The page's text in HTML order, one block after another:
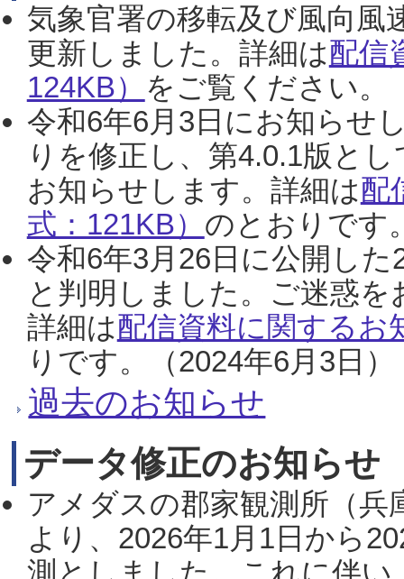
気象官署の移転及び風向風
更新しました。詳細は配信
124KB） をご覧ください。
令和6年6月3日にお知らせ
りを修正し、第4.0.1版と
お知らせします。詳細は配
式：121KB） のとおりです
令和6年3月26日に公開し
と判明しました。ご迷惑
詳細は配信資料に関するお
りです。（2024年6月3日）
過去のお知らせ
データ修正のお知らせ
アメダスの郡家観測所（
より、2026年1月1日から
測としました。これに伴い